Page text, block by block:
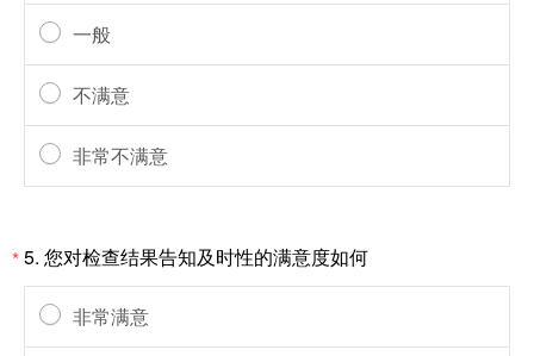
一般
不满意
非常不满意
*5. 您对检查结果告知及时性的满意度如何
非常满意